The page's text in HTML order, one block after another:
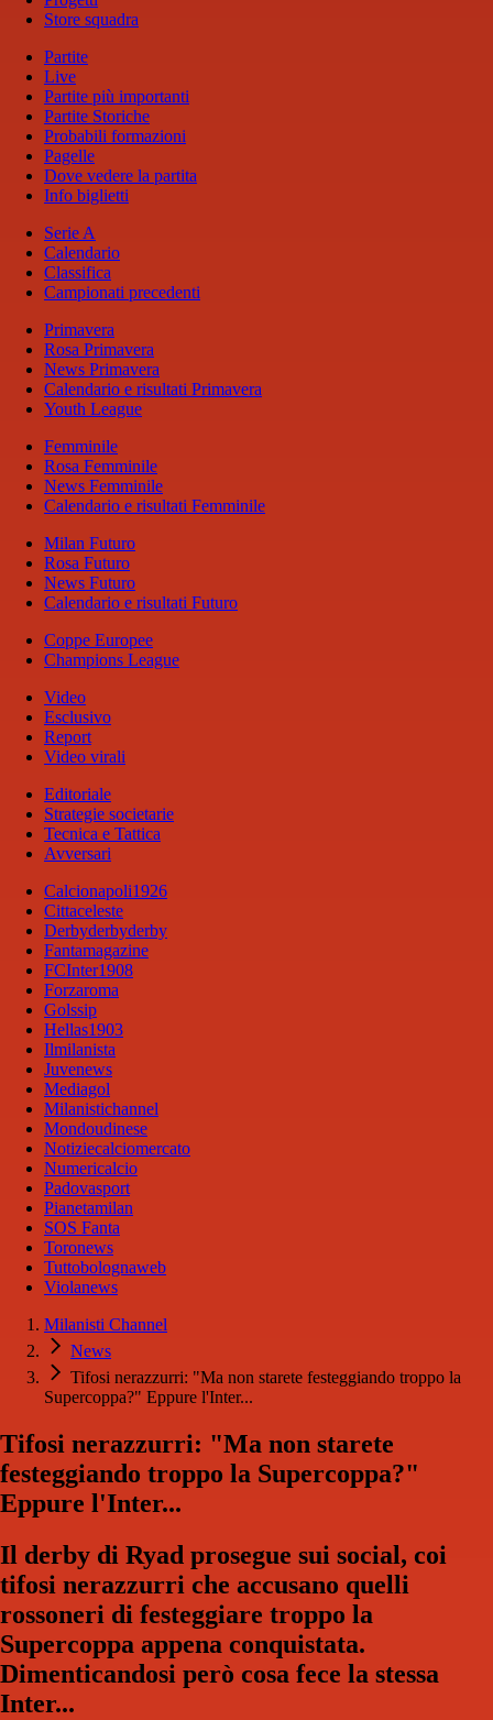
Store squadra
Partite
Live
Partite più importanti
Partite Storiche
Probabili formazioni
Pagelle
Dove vedere la partita
Info biglietti
Serie A
Calendario
Classifica
Campionati precedenti
Primavera
Rosa Primavera
News Primavera
Calendario e risultati Primavera
Youth League
Femminile
Rosa Femminile
News Femminile
Calendario e risultati Femminile
Milan Futuro
Rosa Futuro
News Futuro
Calendario e risultati Futuro
Coppe Europee
Champions League
Video
Esclusivo
Report
Video virali
Editoriale
Strategie societarie
Tecnica e Tattica
Avversari
Calcionapoli1926
Cittaceleste
Derbyderbyderby
Fantamagazine
FCInter1908
Forzaroma
Golssip
Hellas1903
Ilmilanista
Juvenews
Mediagol
Milanistichannel
Mondoudinese
Notiziecalciomercato
Numericalcio
Padovasport
Pianetamilan
SOS Fanta
Toronews
Tuttobolognaweb
Violanews
Milanisti Channel
News
Tifosi nerazzurri: "Ma non starete festeggiando troppo la
Supercoppa?" Eppure l'Inter...
Tifosi nerazzurri: "Ma non starete
festeggiando troppo la Supercoppa?"
Eppure l'Inter...
Il derby di Ryad prosegue sui social, coi
tifosi nerazzurri che accusano quelli
rossoneri di festeggiare troppo la
Supercoppa appena conquistata.
Dimenticandosi però cosa fece la stessa
Inter...